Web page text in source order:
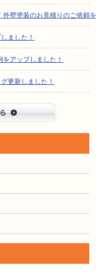
壁塗装のお見積りのご依頼
ました！
アップしました！
更新しました！